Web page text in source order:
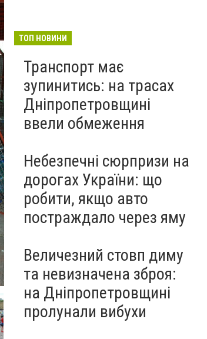
ТОП НОВИНИ
Транспорт має
зупинитись: на трасах
Дніпропетровщині
ввели обмеження
Небезпечні сюрпризи на
дорогах України: що
робити, якщо авто
постраждало через яму
Величезний стовп диму
та невизначена зброя:
на Дніпропетровщині
пролунали вибухи